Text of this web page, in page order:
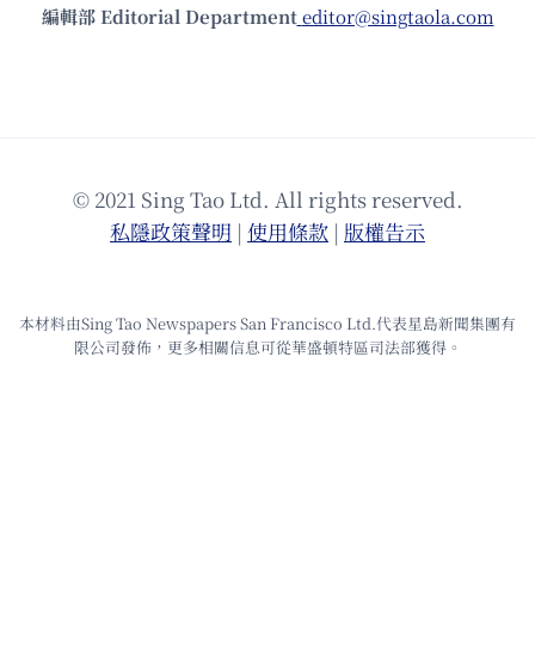
編輯部 Editorial Department editor@singtaola.com
© 2021 Sing Tao Ltd. All rights reserved.
私隱政策聲明 | 使⽤條款 | 版權告⽰
本材料由Sing Tao Newspapers San Francisco Ltd.代表星島新聞集團有
限公司發佈，更多相關信息可從華盛頓特區司法部獲得。